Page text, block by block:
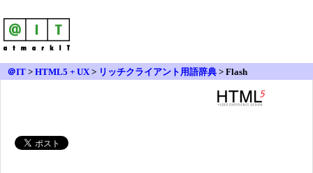
＠IT > HTML5 + UX> リッチクライアント用語辞典 > Flash